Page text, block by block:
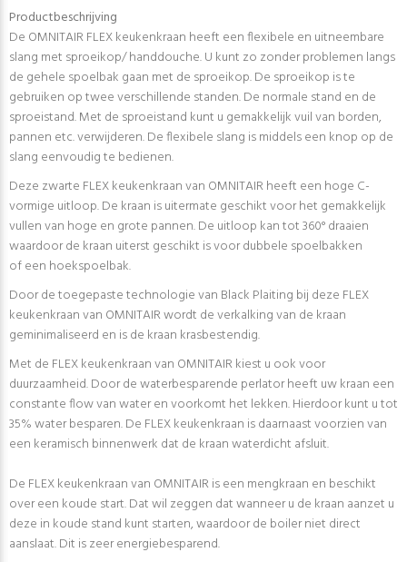
Productbeschrijving
De OMNITAIR FLEX keukenkraan heeft een flexibele en uitneembare
slang met sproeikop/ handdouche. U kunt zo zonder problemen langs
de gehele spoelbak gaan met de sproeikop. De sproeikop is te
gebruiken op twee verschillende standen. De normale stand en de
sproeistand. Met de sproeistand kunt u gemakkelijk vuil van borden,
pannen etc. verwijderen. De flexibele slang is middels een knop op de
slang eenvoudig te bedienen.
Deze zwarte FLEX keukenkraan van OMNITAIR heeft een hoge C-
vormige uitloop. De kraan is uitermate geschikt voor het gemakkelijk
vullen van hoge en grote pannen. De uitloop kan tot 360° draaien
waardoor de kraan uiterst geschikt is voor dubbele spoelbakken
of een hoekspoelbak.
Door de toegepaste technologie van Black Plaiting bij deze FLEX
keukenkraan van OMNITAIR wordt de verkalking van de kraan
geminimaliseerd en is de kraan krasbestendig.
Met de FLEX keukenkraan van OMNITAIR kiest u ook voor
duurzaamheid. Door de waterbesparende perlator heeft uw kraan een
constante flow van water en voorkomt het lekken. Hierdoor kunt u tot
35% water besparen. De FLEX keukenkraan is daarnaast voorzien van
een keramisch binnenwerk dat de kraan waterdicht afsluit.
De FLEX keukenkraan van OMNITAIR is een mengkraan en beschikt
over een koude start. Dat wil zeggen dat wanneer u de kraan aanzet u
deze in koude stand kunt starten, waardoor de boiler niet direct
aanslaat. Dit is zeer energiebesparend.